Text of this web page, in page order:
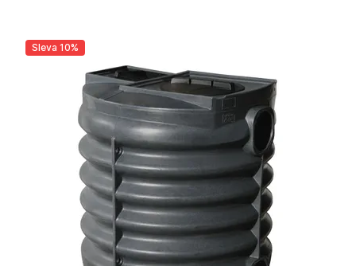
Sleva 10%